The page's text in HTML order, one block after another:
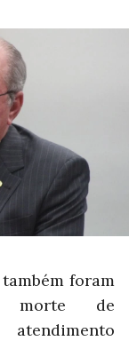
foram
morte de